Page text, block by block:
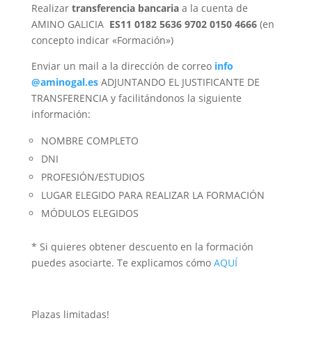
Realizar transferencia bancariaa la cuenta de
AMINO GALICIA ES11 0182 5636 9702 0150 4666 (en
concepto indicar «Formación»)
Enviar un mail a la dirección de correo info
@aminogal.esADJUNTANDO EL JUSTIFICANTE DE
TRANSFERENCIA y facilitándonos la siguiente
información:
NOMBRE COMPLETO
DNI
PROFESIÓN/ESTUDIOS
LUGAR ELEGIDO PARA REALIZAR LA FORMACIÓN
MÓDULOS ELEGIDOS
* Si quieres obtener descuento en la formación
puedes asociarte. Te explicamos cómo AQUÍ
Plazas limitadas!